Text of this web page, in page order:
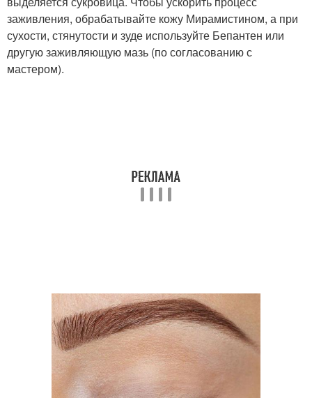
заживления, обрабатывайте кожу Мирамистином, а при
сухости, стянутости и зуде используйте Бепантен или
другую заживляющую мазь (по согласованию с
мастером).